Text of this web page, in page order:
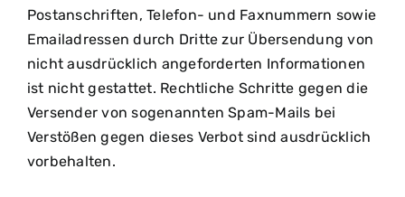
Postanschriften, Telefon- und Faxnummern sowie
Emailadressen durch Dritte zur Übersendung von
nicht ausdrücklich angeforderten Informationen
ist nicht gestattet. Rechtliche Schritte gegen die
Versender von sogenannten Spam-Mails bei
Verstößen gegen dieses Verbot sind ausdrücklich
vorbehalten.